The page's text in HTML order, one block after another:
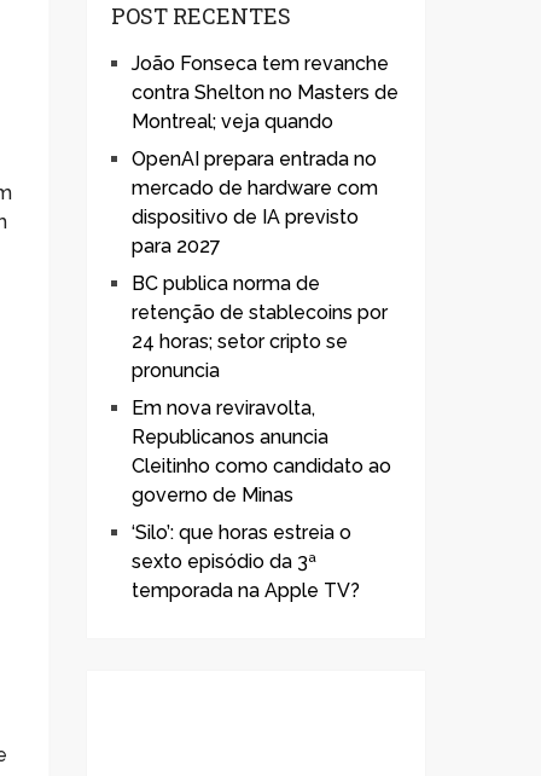
POST RECENTES
João Fonseca tem revanche
contra Shelton no Masters de
Montreal; veja quando
OpenAI prepara entrada no
mercado de hardware com
dispositivo de IA previsto
para 2027
BC publica norma de
retenção de stablecoins por
24 horas; setor cripto se
pronuncia
Em nova reviravolta,
Republicanos anuncia
Cleitinho como candidato ao
governo de Minas
‘Silo’: que horas estreia o
sexto episódio da 3ª
temporada na Apple TV?